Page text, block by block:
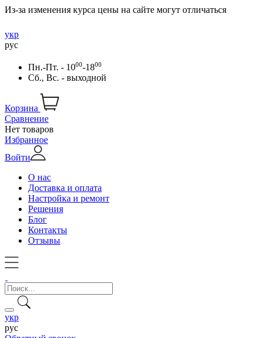
Из-за изменения курса цены на сайте могут отличаться
укр
рус
Пн.-Пт. - 1000-1800
Сб., Вс. - выходной
Корзина
Сравнение
Нет товаров
Избранное
Войти
О нас
Доставка и оплата
Настройка и ремонт
Решения
Блог
Контакты
Отзывы
укр
рус